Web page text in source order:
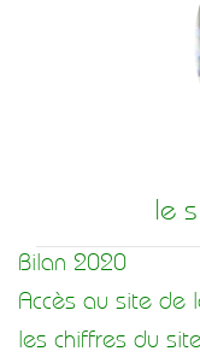
le
Bilan 2020
Accès au site de
les chiffres du